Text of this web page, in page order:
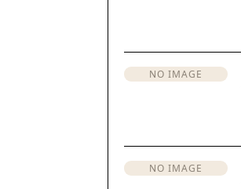
NO IMAGE
NO IMAGE